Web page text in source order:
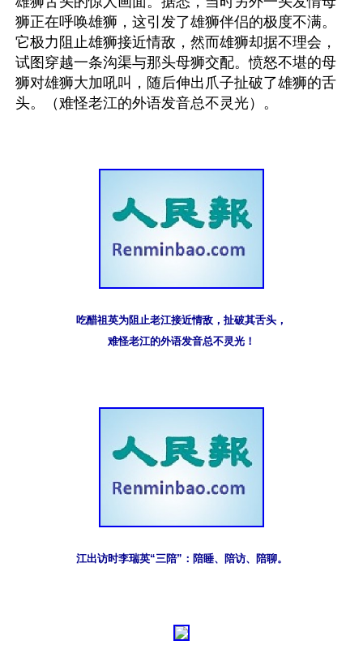
狮正在呼唤雄狮，这引发了雄狮伴侣的极度不满。
它极力阻止雄狮接近情敌，然而雄狮却据不理会，
试图穿越一条沟渠与那头母狮交配。愤怒不堪的母
狮对雄狮大加吼叫，随后伸出爪子扯破了雄狮的舌
头。（难怪老江的外语发音总不灵光）。
吃醋祖英为阻止老江接近情敌，扯破其舌头，
难怪老江的外语发音总不灵光！
江出访时李瑞英“三陪”：陪睡、陪访、陪聊。